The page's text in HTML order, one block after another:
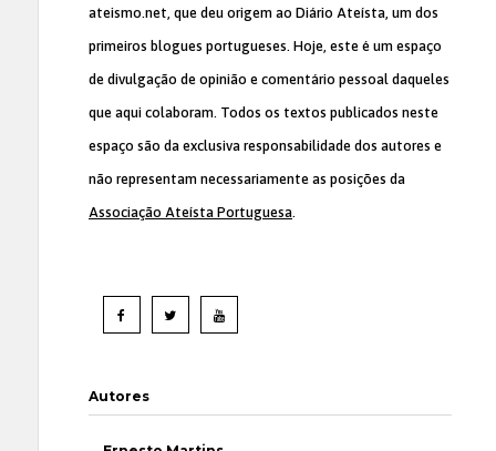
ateismo.net, que deu origem ao Diário Ateísta, um dos
primeiros blogues portugueses. Hoje, este é um espaço
de divulgação de opinião e comentário pessoal daqueles
que aqui colaboram. Todos os textos publicados neste
espaço são da exclusiva responsabilidade dos autores e
não representam necessariamente as posições da
Associação Ateísta Portuguesa.
Autores